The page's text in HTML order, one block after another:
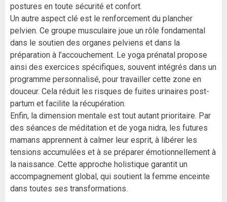
postures en toute sécurité et confort.
Un autre aspect clé est le renforcement du plancher
pelvien. Ce groupe musculaire joue un rôle fondamental
dans le soutien des organes pelviens et dans la
préparation à l’accouchement. Le yoga prénatal propose
ainsi des exercices spécifiques, souvent intégrés dans un
programme personnalisé, pour travailler cette zone en
douceur. Cela réduit les risques de fuites urinaires post-
partum et facilite la récupération.
Enfin, la dimension mentale est tout autant prioritaire. Par
des séances de méditation et de yoga nidra, les futures
mamans apprennent à calmer leur esprit, à libérer les
tensions accumulées et à se préparer émotionnellement à
la naissance. Cette approche holistique garantit un
accompagnement global, qui soutient la femme enceinte
dans toutes ses transformations.